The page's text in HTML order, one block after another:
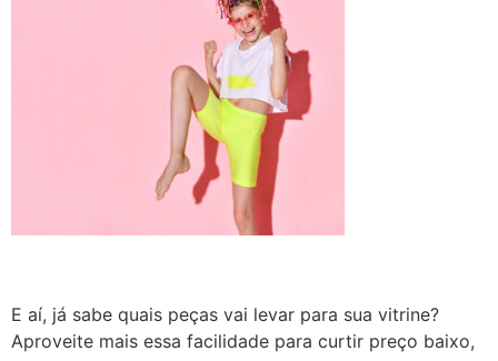
E aí, já sabe quais peças vai levar para sua vitrine?
Aproveite mais essa facilidade para curtir preço baixo,